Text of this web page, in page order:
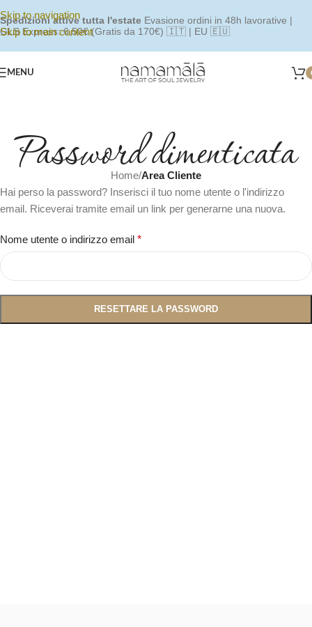
Skip to navigation
Skip to main content
Spedizioni attive tutta l'estate Evasione ordini in 48h lavorative |
GLS Express: 6,50€ (Gratis da 170€) 🇮🇹 | EU 🇪🇺
MENU
Password dimenticata
Home/Area Cliente
Hai perso la password? Inserisci il tuo nome utente o l'indirizzo
email. Riceverai tramite email un link per generarne una nuova.
Nome utente o indirizzo email *
RESETTARE LA PASSWORD